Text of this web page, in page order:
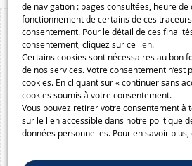
de navigation : pages consultées, heure de
fonctionnement de certains de ces
consentement. Pour le détail de ces
consentement, cliquez sur ce lien.
Certains cookies sont nécessaires au bon
de nos services. Votre consentement n’est
cookies. En cliquant sur « continuer sans
cookies soumis à votre consentement.
Vous pouvez retirer votre consentement à
sur le lien accessible dans notre politique
données personnelles. Pour en savoir plus,